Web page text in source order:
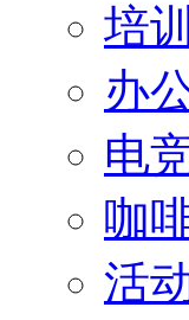
培
办
电
咖
活